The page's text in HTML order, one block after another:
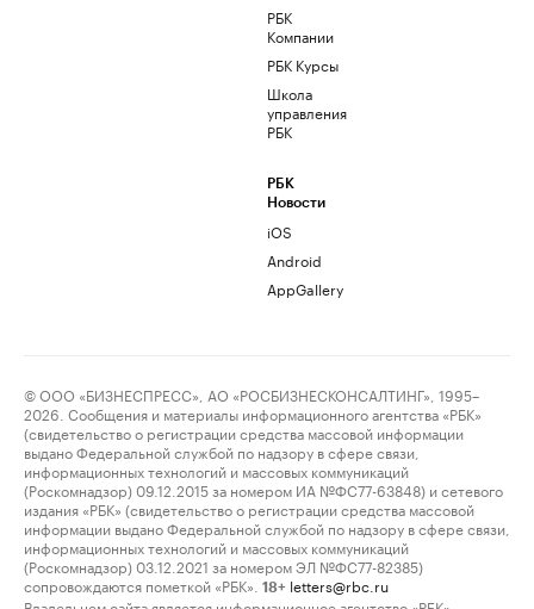
РБК
Компании
РБК Курсы
Школа
управления
РБК
РБК
Новости
iOS
Android
AppGallery
© ООО «БИЗНЕСПРЕСС», АО «РОСБИЗНЕСКОНСАЛТИНГ», 1995–
2026. Сообщения и материалы информационного агентства «РБК»
(свидетельство о регистрации средства массовой информации
выдано Федеральной службой по надзору в сфере связи,
информационных технологий и массовых коммуникаций
(Роскомнадзор) 09.12.2015 за номером ИА №ФС77-63848) и сетевого
издания «РБК» (свидетельство о регистрации средства массовой
информации выдано Федеральной службой по надзору в сфере связи,
информационных технологий и массовых коммуникаций
(Роскомнадзор) 03.12.2021 за номером ЭЛ №ФС77-82385)
сопровождаются пометкой «РБК».
18+ letters@rbc.ru